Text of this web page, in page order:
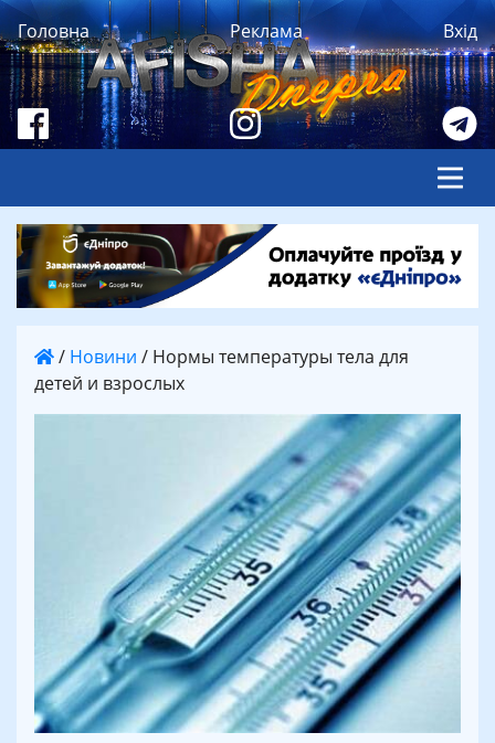
Головна Реклама Вхід
/ Новини / Нормы температуры тела для
детей и взрослых